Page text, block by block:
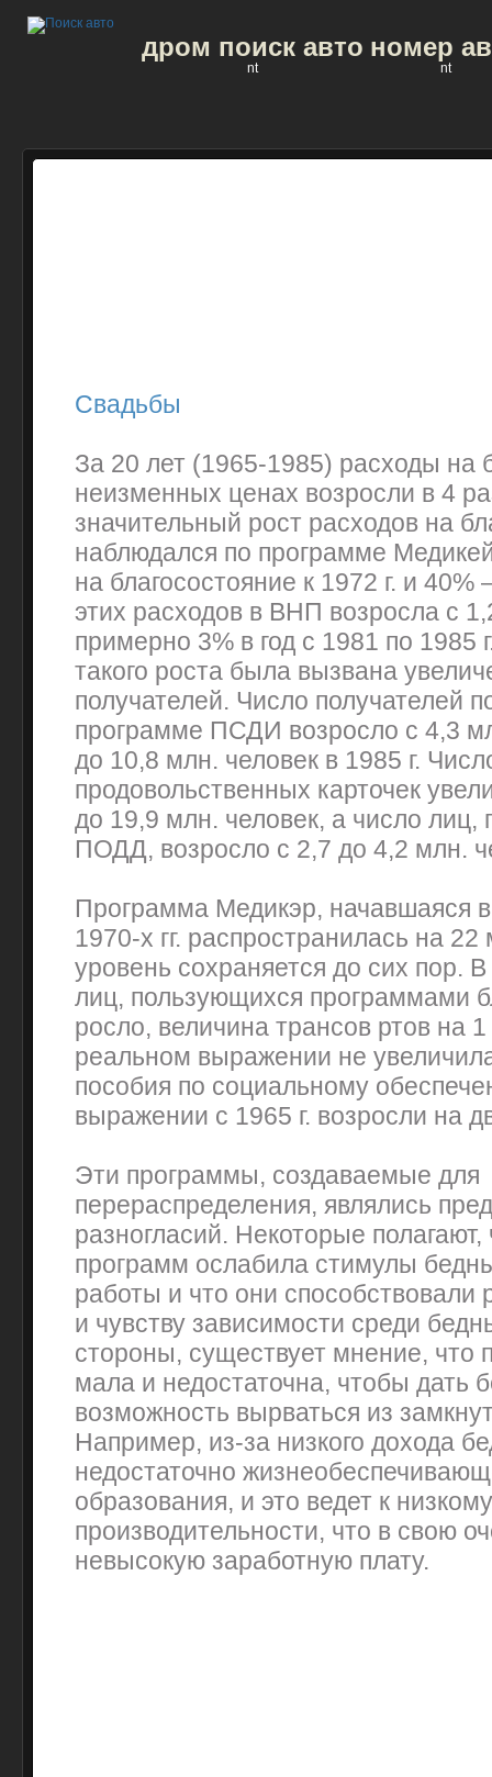
дром поиск авто
nt
номер
nt
Свадьбы
За 20 лет (1965-1985) расходы на
неизменных ценах возросли в 4
значительный рост расходов на
наблюдался по программе
на благосостояние к 1972 г. и
этих расходов в ВНП возросла с
примерно 3% в год с 1981 по 1985
такого роста была вызвана
получателей. Число получателей
программе ПСДИ возросло с 4,3
до 10,8 млн. человек в 1985 г.
продовольственных карточек
до 19,9 млн. человек, а число лиц,
ПОДД, возросло с 2,7 до 4,2 млн.
Программа Медикэр, начавшаяся в
1970-х гг. распространилась на
уровень сохраняется до сих пор.
лиц, пользующихся программами
росло, величина трансов ртов на
реальном выражении не
пособия по социальному
выражении с 1965 г. возросли на
Эти программы, создаваемые для
перераспределения, являлись
разногласий. Некоторые полагают,
программ ослабила стимулы
работы и что они
и чувству зависимости среди
стороны, существует мнение, что
мала и недостаточна, чтобы дать
возможность вырваться из
Например, из-за низкого дохода
недостаточно
образования, и это ведет к
производительности, что в свою
невысокую заработную плату.